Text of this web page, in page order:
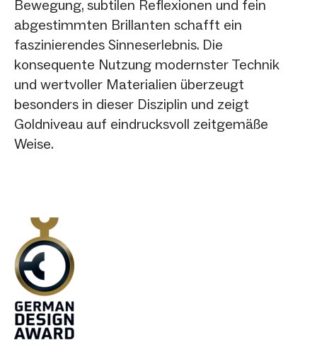
Bewegung, subtilen Reflexionen und fein
abgestimmten Brillanten schafft ein
faszinierendes Sinneserlebnis. Die
konsequente Nutzung modernster Technik
und wertvoller Materialien überzeugt
besonders in dieser Disziplin und zeigt
Goldniveau auf eindrucksvoll zeitgemäße
Weise.